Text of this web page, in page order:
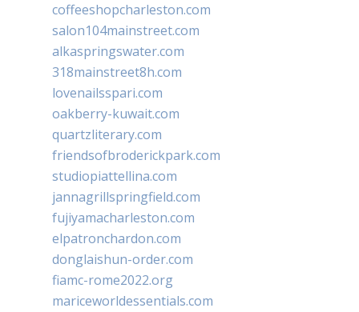
coffeeshopcharleston.com
salon104mainstreet.com
alkaspringswater.com
318mainstreet8h.com
lovenailsspari.com
oakberry-kuwait.com
quartzliterary.com
friendsofbroderickpark.com
studiopiattellina.com
jannagrillspringfield.com
fujiyamacharleston.com
elpatronchardon.com
donglaishun-order.com
fiamc-rome2022.org
mariceworldessentials.com